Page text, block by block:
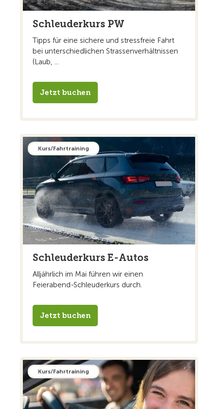
Schleuderkurs PW
Tipps für eine sichere und stressfreie Fahrt
bei unterschiedlichen Strassenverhältnissen
(Laub, ...
Jetzt buchen
Kurs/Fahrtraining
Schleuderkurs E-Autos
Alljährlich im Mai führen wir einen
Feierabend-Schleuderkurs durch.
Jetzt buchen
Kurs/Fahrtraining